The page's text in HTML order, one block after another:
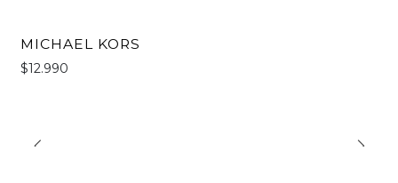
MICHAEL KORS
$12.990